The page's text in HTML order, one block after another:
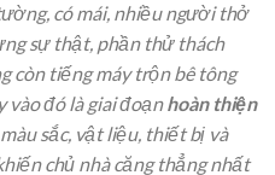
có mái, nhiều người thở
sự thật, phần thử thách
còn tiếng máy trộn bê tông
vào đó là giai đoạnhoàn thiện
sắc, vật liệu, thiết bị và
chủ nhà căng thẳng nhất